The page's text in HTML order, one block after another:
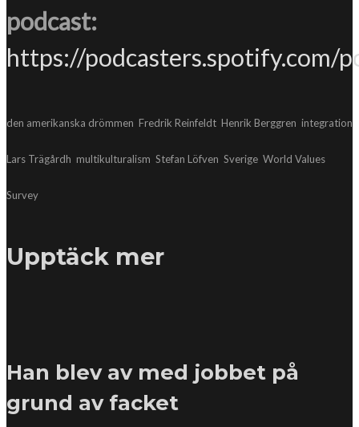
podcast:
https://podcasters.spotify.com/
den amerikanska drömmen Fredrik Reinfeldt Henrik Berggren integration
Lars Trägårdh multikulturalism Stefan Löfven Sverige World Values
Survey
Upptäck mer
Han blev av med jobbet på
grund av facket